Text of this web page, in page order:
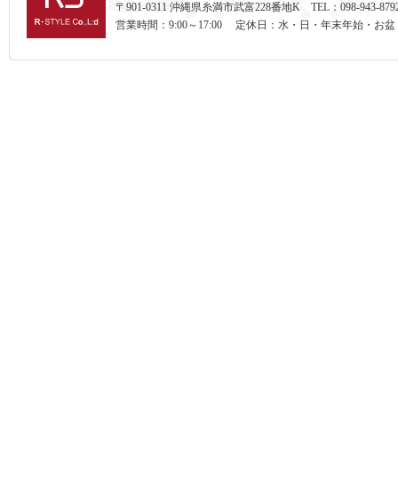
〒901-0311 沖縄県糸満市武富228番地K TEL：098-943-
営業時間：9:00～17:00 定休日：水・日・年末年始・お